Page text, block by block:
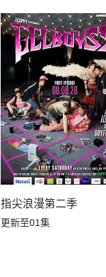
指尖浪漫第二季
更新至01集